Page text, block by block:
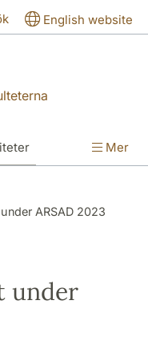
English website
Mer
ARSAD 2023
under